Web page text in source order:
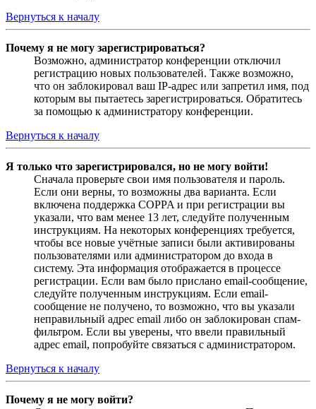
Вернуться к началу
Почему я не могу зарегистрироваться?
Возможно, администратор конференции отключил
регистрацию новых пользователей. Также возможно,
что он заблокировал ваш IP-адрес или запретил имя, под
которым вы пытаетесь зарегистрироваться. Обратитесь
за помощью к администратору конференции.
Вернуться к началу
Я только что зарегистрировался, но не могу войти!
Сначала проверьте свои имя пользователя и пароль.
Если они верны, то возможны два варианта. Если
включена поддержка COPPA и при регистрации вы
указали, что вам менее 13 лет, следуйте полученным
инструкциям. На некоторых конференциях требуется,
чтобы все новые учётные записи были активированы
пользователями или администратором до входа в
систему. Эта информация отображается в процессе
регистрации. Если вам было прислано email-сообщение,
следуйте полученным инструкциям. Если email-
сообщение не получено, то возможно, что вы указали
неправильный адрес email либо он заблокирован спам-
фильтром. Если вы уверены, что ввели правильный
адрес email, попробуйте связаться с администратором.
Вернуться к началу
Почему я не могу войти?